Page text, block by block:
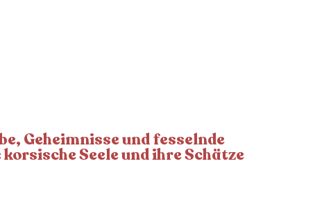
Geheimnisse und fesselnde
Seele und ihre Schätze